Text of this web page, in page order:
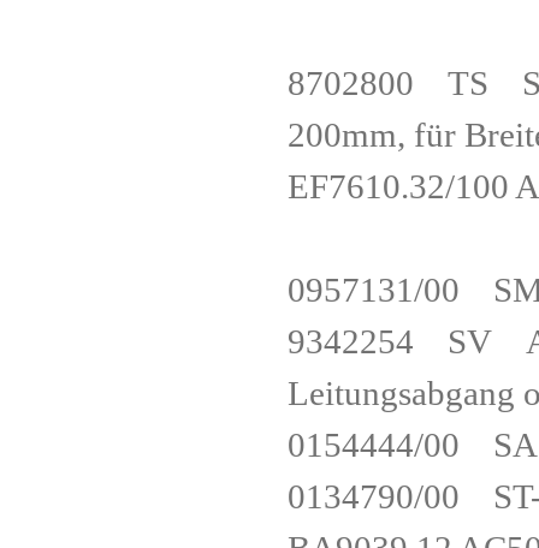
8702800 TS
200mm, für
EF7610.32/
0957131/00
9342254 SV
0154444/00
0134790/00